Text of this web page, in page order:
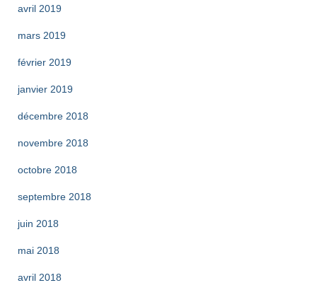
avril 2019
mars 2019
février 2019
janvier 2019
décembre 2018
novembre 2018
octobre 2018
septembre 2018
juin 2018
mai 2018
avril 2018